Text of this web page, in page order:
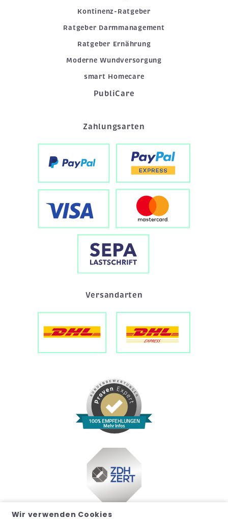
Kontinenz-Ratgeber
Ratgeber Darmmanagement
Ratgeber Ernährung
Moderne Wundversorgung
smart Homecare
PubliCare
Zahlungsarten
Versandarten
100% EMPFEHLUNGEN
Mehr Infos
Wir verwenden Cookies